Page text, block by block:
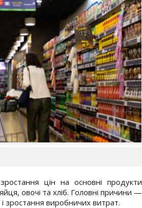
цін на основні продукти
овочі та хліб. Головні причини —
зростання виробничих витрат.